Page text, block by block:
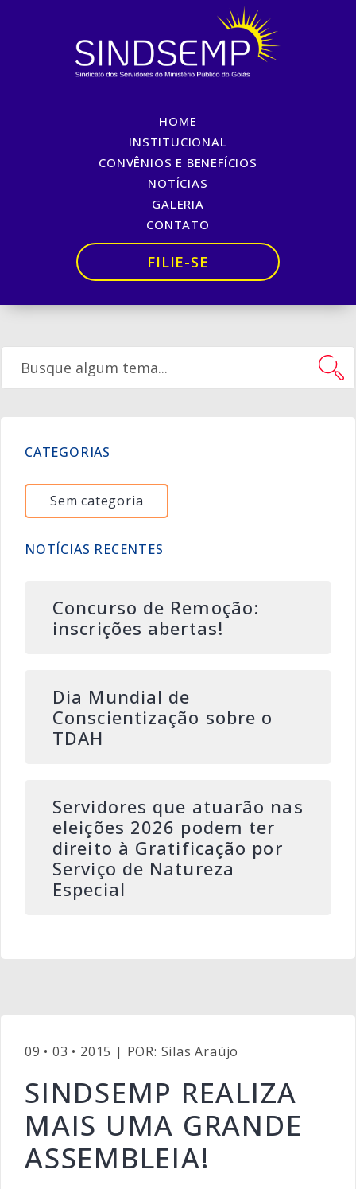
HOME
INSTITUCIONAL
CONVÊNIOS E BENEFÍCIOS
NOTÍCIAS
GALERIA
CONTATO
FILIE-SE
SINDSEMP REALIZA MAIS
UMA GRANDE
ASSEMBLEIA!
SINDSEMP REALIZA MAIS UMA GRANDE
CATEGORIAS
Sem categoria
NOTÍCIAS RECENTES
Concurso de Remoção:
inscrições abertas!
Dia Mundial de
Conscientização sobre o
TDAH
Servidores que atuarão nas
eleições 2026 podem ter
direito à Gratificação por
Serviço de Natureza
Especial
09 • 03 • 2015 | POR: Silas Araújo
SINDSEMP REALIZA
MAIS UMA GRANDE
ASSEMBLEIA!